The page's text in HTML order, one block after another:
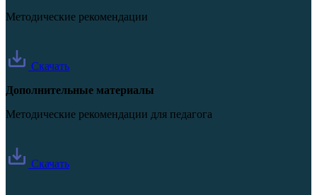
Методические рекомендации
Скачать
Дополнительные материалы
Методические рекомендации для педагога
Скачать